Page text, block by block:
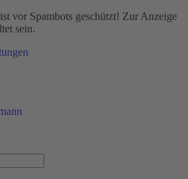
vor Spambots geschützt! Zur Anzeige
sein.